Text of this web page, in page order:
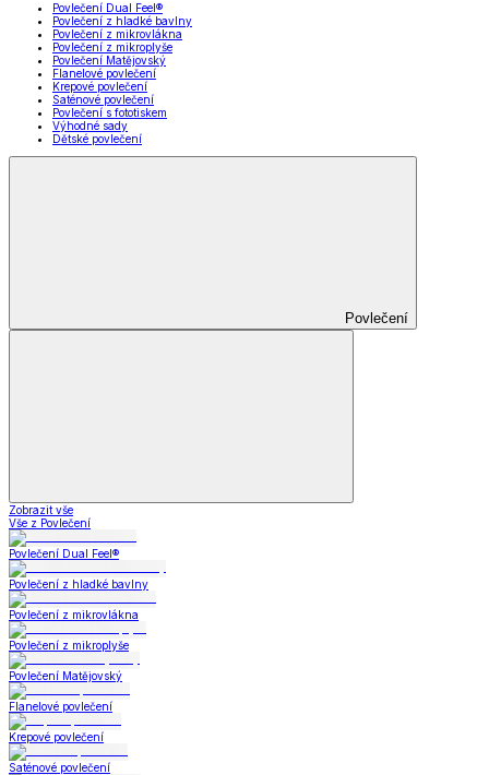
Povlečení Dual Feel®
Povlečení z hladké bavlny
Povlečení z mikrovlákna
Povlečení z mikroplyše
Povlečení Matějovský
Flanelové povlečení
Krepové povlečení
Saténové povlečení
Povlečení s fototiskem
Výhodné sady
Dětské povlečení
Povlečení
Zobrazit vše
Vše z Povlečení
Povlečení Dual Feel®
Povlečení z hladké bavlny
Povlečení z mikrovlákna
Povlečení z mikroplyše
Povlečení Matějovský
Flanelové povlečení
Krepové povlečení
Saténové povlečení